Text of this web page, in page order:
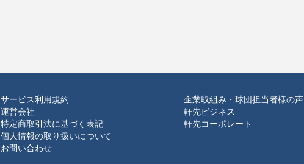
サービス利用規約
運営会社
特定商取引法に基づく表記
個人情報の取り扱いについて
お問い合わせ
企業取組み・球団担当者様の声
軒先ビジネス
軒先コーポレート